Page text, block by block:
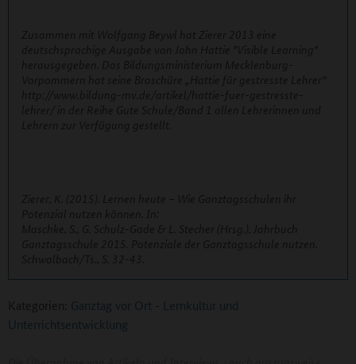
Kategorien: Ganztag vor Ort - Lernkultur und
Unterrichtsentwicklung